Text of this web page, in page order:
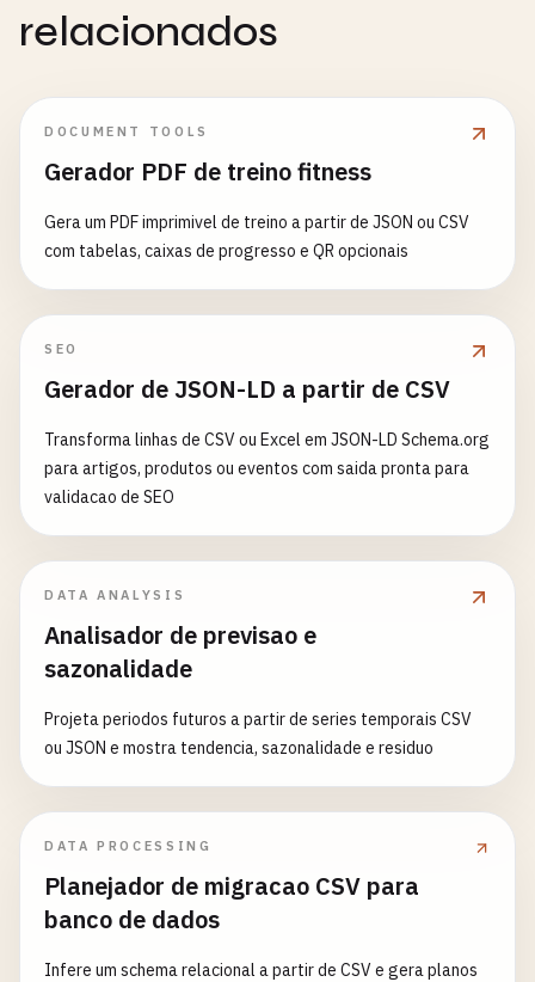
relacionados
DOCUMENT TOOLS
Gerador PDF de treino fitness
Gera um PDF imprimivel de treino a partir de JSON ou CSV
com tabelas, caixas de progresso e QR opcionais
SEO
Gerador de JSON-LD a partir de CSV
Transforma linhas de CSV ou Excel em JSON-LD Schema.org
para artigos, produtos ou eventos com saida pronta para
validacao de SEO
DATA ANALYSIS
Analisador de previsao e
sazonalidade
Projeta periodos futuros a partir de series temporais CSV
ou JSON e mostra tendencia, sazonalidade e residuo
DATA PROCESSING
Planejador de migracao CSV para
banco de dados
Infere um schema relacional a partir de CSV e gera planos